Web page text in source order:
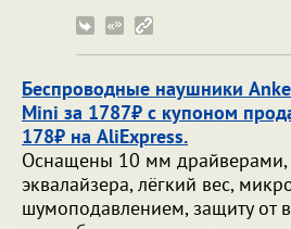
Беспроводные наушники
Mini за 1787₽ с купоном
178₽ на AliExpress.
Оснащены 10 мм
эквалайзера, лёгкий вес,
шумоподавлением, защиту от